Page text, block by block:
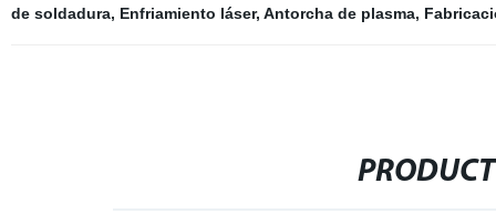
de soldadura, Enfriamiento láser, Antorcha de plasma,